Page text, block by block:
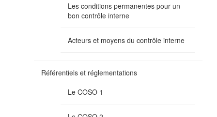
Les conditions permanentes pour un
bon contrôle interne
Acteurs et moyens du contrôle interne
Référentiels et réglementations
Le COSO 1